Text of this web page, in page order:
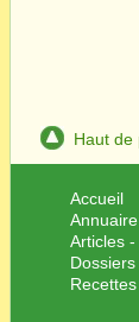
Haut de
Accueil
Articles